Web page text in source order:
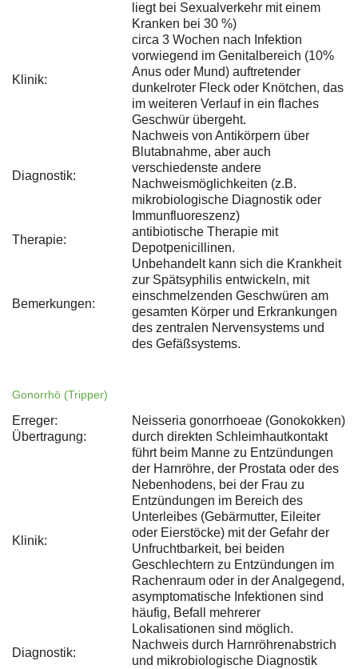
liegt bei Sexualverkehr mit einem
Kranken bei 30 %)
Klinik:
circa 3 Wochen nach Infektion
vorwiegend im Genitalbereich (10%
Anus oder Mund) auftretender
dunkelroter Fleck oder Knötchen, das
im weiteren Verlauf in ein flaches
Geschwür übergeht.
Diagnostik:
Nachweis von Antikörpern über
Blutabnahme, aber auch
verschiedenste andere
Nachweismöglichkeiten (z.B.
mikrobiologische Diagnostik oder
Immunfluoreszenz)
Therapie:
antibiotische Therapie mit
Depotpenicillinen.
Bemerkungen:
Unbehandelt kann sich die Krankheit
zur Spätsyphilis entwickeln, mit
einschmelzenden Geschwüren am
gesamten Körper und Erkrankungen
des zentralen Nervensystems und
des Gefäßsystems.
Gonorrhö (Tripper)
Erreger:
Neisseria gonorrhoeae (Gonokokken)
Übertragung:
durch direkten Schleimhautkontakt
Klinik:
führt beim Manne zu Entzündungen
der Harnröhre, der Prostata oder des
Nebenhodens, bei der Frau zu
Entzündungen im Bereich des
Unterleibes (Gebärmutter, Eileiter
oder Eierstöcke) mit der Gefahr der
Unfruchtbarkeit, bei beiden
Geschlechtern zu Entzündungen im
Rachenraum oder in der Analgegend,
asymptomatische Infektionen sind
häufig, Befall mehrerer
Lokalisationen sind möglich.
Diagnostik:
Nachweis durch Harnröhrenabstrich
und mikrobiologische Diagnostik